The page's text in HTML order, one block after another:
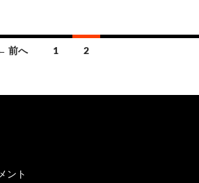
前へ 1 2
ント